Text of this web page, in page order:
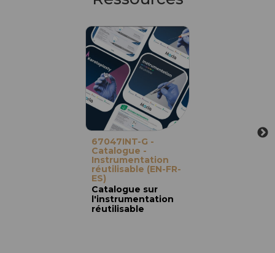
67047INT-G -
Catalogue -
Instrumentation
réutilisable (EN-FR-
ES)
Catalogue sur
l'instrumentation
réutilisable